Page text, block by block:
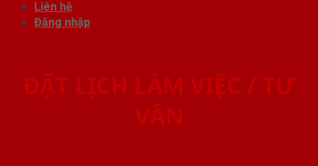
Liên hệ
Đăng nhập
ĐẶT LỊCH LÀM VIỆC / TƯ
VẤN